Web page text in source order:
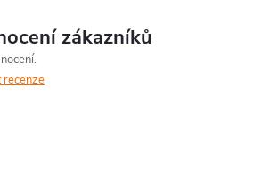
zákazníků